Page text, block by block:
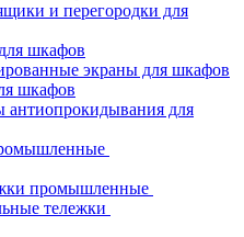
и перегородки для
шкафов
экраны для шкафов
шкафов
антиопрокидывания для
промышленные
тележки